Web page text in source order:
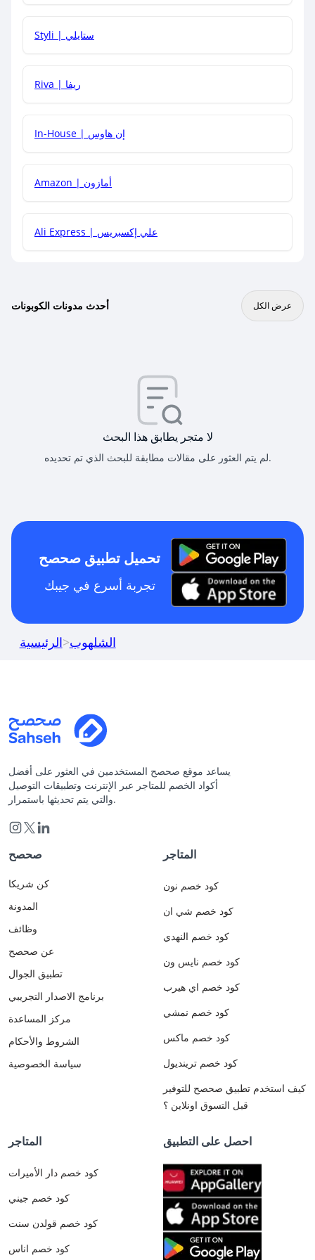
هل يمكنني جمع كود خصم مع العروض الأخرى؟
Styli | ستايلي
Riva | ريفا
In-House | إن هاوس
Amazon | أمازون
Ali Express | علي إكسبريس
أحدث مدونات الكوبونات عرض الكل
لا متجر يطابق هذا البحث
لم يتم العثور على مقالات مطابقة للبحث الذي تم تحديده.
تحميل تطبيق صحصح
تجربة أسرع في جيبك
الرئيسية>الشلهوب
يساعد موقع صحصح المستخدمين في العثور على أفضل
أكواد الخصم للمتاجر عبر الإنترنت وتطبيقات التوصيل
والتي يتم تحديثها باستمرار.
صحصح
كن شريكا
المدونة
وظائف
عن صحصح
تطبيق الجوال
برنامج الاصدار التجريبي
مركز المساعدة
الشروط والأحكام
سياسة الخصوصية
المتاجر
كود خصم نون
كود خصم شي ان
كود خصم النهدي
كود خصم نايس ون
كود خصم اي هيرب
كود خصم نمشي
كود خصم ماكس
كود خصم ترينديول
كيف استخدم تطبيق صحصح للتوفير
قبل التسوق اونلاين ؟
المتاجر
كود خصم دار الأميرات
كود خصم جيني
كود خصم قولدن سنت
كود خصم اناس
احصل على التطبيق